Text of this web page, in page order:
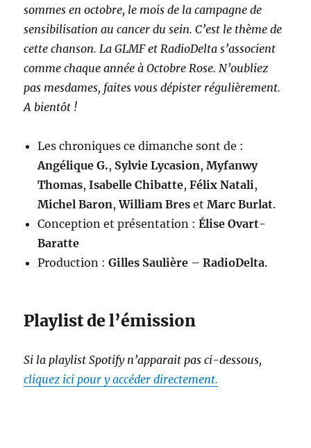
sommes en octobre, le mois de la campagne de
sensibilisation au cancer du sein. C’est le thème de
cette chanson. La GLMF et RadioDelta s’associent
comme chaque année à Octobre Rose. N’oubliez
pas mesdames, faites vous dépister régulièrement.
A bientôt !
Les chroniques ce dimanche sont de :
Angélique G., Sylvie Lycasion,Myfanwy
Thomas,Isabelle Chibatte,Félix Natali,
Michel Baron,William Bres etMarc Burlat.
Conception et présentation :Élise Ovart-
Baratte
Production :Gilles Saulière –RadioDelta.
Playlist de l’émission
Si la playlist Spotify n’apparait pas ci-dessous,
cliquez ici pour y accéder directement.